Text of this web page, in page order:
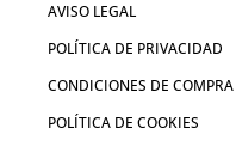
AVISO LEGAL
POLÍTICA DE PRIVACIDAD
CONDICIONES DE COMPRA
POLÍTICA DE COOKIES